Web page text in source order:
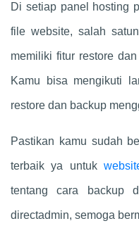
Di setiap panel hosting
file website, salah
memiliki fitur restore
Kamu bisa mengikuti
restore dan backup
Pastikan kamu sudah
terbaik ya untuk
tentang cara backup
directadmin, semoga